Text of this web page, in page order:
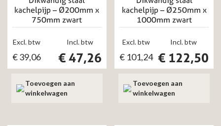
kachelpijp – Ø200mm x
750mm zwart
Incl. btw
€47,26
Excl. btw
€39,06
Toevoegen aan
winkelwagen
kachelpijp – Ø250mm x
1000mm zwart
Incl. btw
€ 122,50
Excl. btw
€ 101,24
Toevoegen aan
winkelwagen